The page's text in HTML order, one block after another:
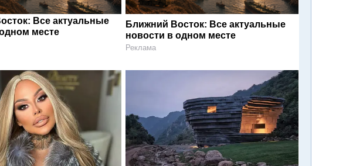
Все актуальные
месте
Ближний Восток: Все актуальные
новости в одном месте
Реклама